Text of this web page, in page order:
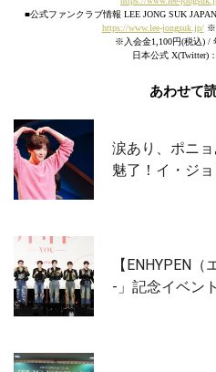
■公式ファンクラブ情報 LEE JONG SUK
https://www.lee-jongsuk.jp/※
※入会金1,100円(税込) /
日本公式 X(Twitter)
あわせて
涙あり、ポニ
魅了！イ・ジ
【ENHYPEN
-」記念イベン